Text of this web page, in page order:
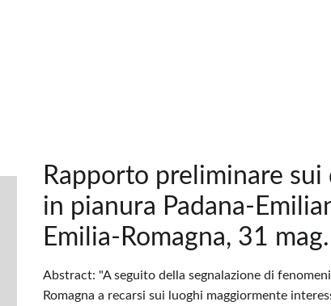
Rapporto preliminare
in pianura Padana-
Emilia-Romagna, 31
Abstract: "A seguito della segnalazione di
Romagna a recarsi sui luoghi maggiormente